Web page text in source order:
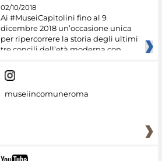
02/10/2018
Ai #MuseiCapitolini fino al 9
dicembre 2018 un’occasione unica
per ripercorrere la storia degli ultimi
tre concili dell’età moderna con
museiincomuneroma